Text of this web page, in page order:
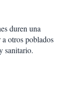
duren una
otros poblados
sanitario.